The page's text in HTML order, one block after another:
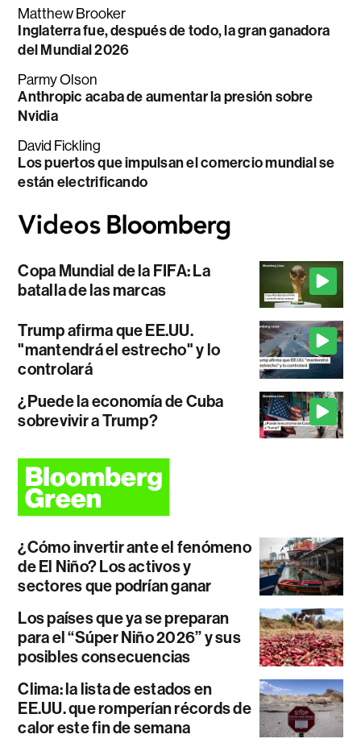
Matthew Brooker
Inglaterra fue, después de todo, la gran ganadora
del Mundial 2026
Parmy Olson
Anthropic acaba de aumentar la presión sobre
Nvidia
David Fickling
Los puertos que impulsan el comercio mundial se
están electrificando
Copa Mundial de la FIFA: La
batalla de las marcas
Trump afirma que EE.UU.
"mantendrá el estrecho" y lo
controlará
¿Puede la economía de Cuba
sobrevivir a Trump?
¿Cómo invertir ante el fenómeno
de El Niño? Los activos y
sectores que podrían ganar
Los países que ya se preparan
para el “Súper Niño 2026” y sus
posibles consecuencias
Clima: la lista de estados en
EE.UU. que romperían récords de
calor este fin de semana